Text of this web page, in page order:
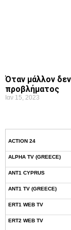
Όταν μάλλον
προβλήματος
Ιαν 15, 2023
ACTION 24
ALPHA TV (GREECE)
ANT1 CYPRUS
ANT1 TV (GREECE)
ERT1 WEB TV
ERT2 WEB TV